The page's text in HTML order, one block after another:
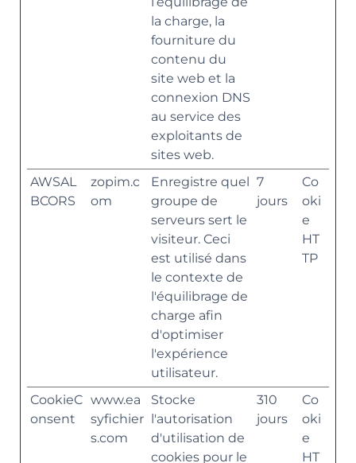
la charge, la
fourniture du
contenu du
site web et la
connexion DNS
au service des
exploitants de
sites web.
AWSAL
BCORS
zopim.c
om
Enregistre quel
groupe de
serveurs sert le
visiteur. Ceci
est utilisé dans
le contexte de
l'équilibrage de
charge afin
d'optimiser
l'expérience
utilisateur.
7
jours
Co
oki
e
HT
TP
CookieC
onsent
www.ea
syfichier
s.com
Stocke
l'autorisation
d'utilisation de
cookies pour le
310
jours
Co
oki
e
HT